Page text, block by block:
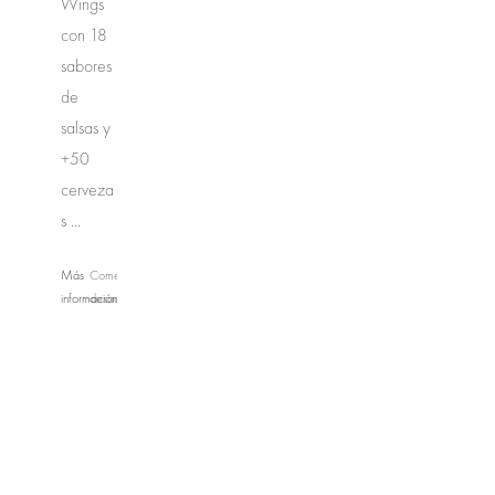
con 18
sabores
de
salsas y
+50
cerveza
s ...
Más
información
Comentarios
desactivados